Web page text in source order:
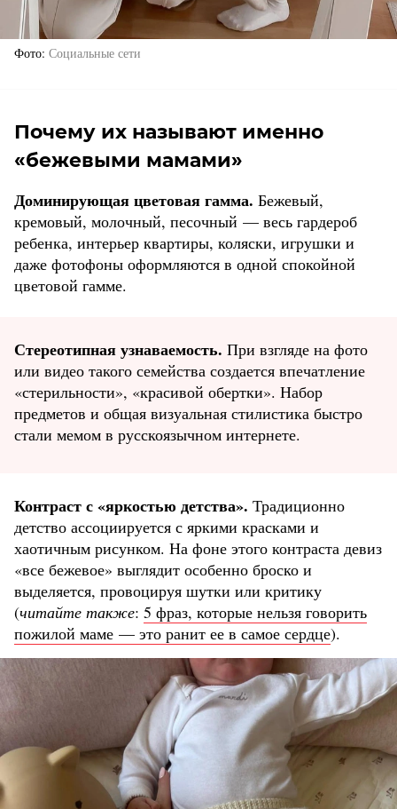
Фото Социальные сети
Почему их называют именно
«бежевыми мамами»
Доминирующая цветовая гамма. Бежевый,
кремовый, молочный, песочный — весь гардероб
ребенка, интерьер квартиры, коляски, игрушки и
даже фотофоны оформляются в одной спокойной
цветовой гамме.
Стереотипная узнаваемость. При взгляде на фото
или видео такого семейства создается впечатление
«стерильности», «красивой обертки». Набор
предметов и общая визуальная стилистика быстро
стали мемом в русскоязычном интернете.
Контраст с «яркостью детства». Традиционно
детство ассоциируется с яркими красками и
хаотичным рисунком. На фоне этого контраста девиз
«все бежевое» выглядит особенно броско и
выделяется, провоцируя шутки или критику
(читайте также: 5 фраз, которые нельзя говорить
пожилой маме — это ранит ее в самое сердце).